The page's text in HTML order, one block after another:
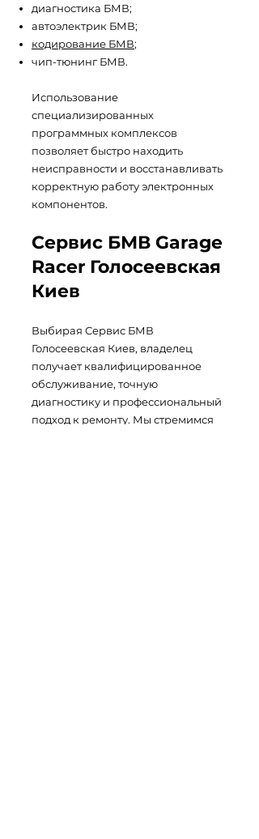
диагностика БМВ;
автоэлектрик БМВ;
кодирование БМВ;
чип-тюнинг БМВ.
Использование
специализированных
программных комплексов
позволяет быстро находить
неисправности и восстанавливать
корректную работу электронных
компонентов.
Сервис БМВ Garage
Racer Голосеевская
Киев
Выбирая Сервис БМВ
Голосеевская Киев, владелец
получает квалифицированное
обслуживание, точную
диагностику и профессиональный
подход к ремонту. Мы стремимся